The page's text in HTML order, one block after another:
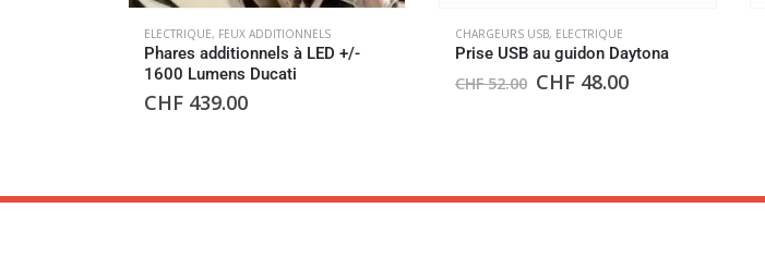
ELECTRIQUE, FEUX ADDITIONNELS
Phares additionnels à LED +/-
1600 Lumens Ducati
CHF 439.00
CHARGEURS USB, ELECTRIQUE
Prise USB au guidon Daytona
CHF52.00 CHF 48.00